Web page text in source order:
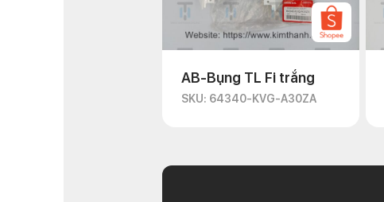
AB-Bụng TL Fi trắng
SKU: 64340-KVG-A30ZA